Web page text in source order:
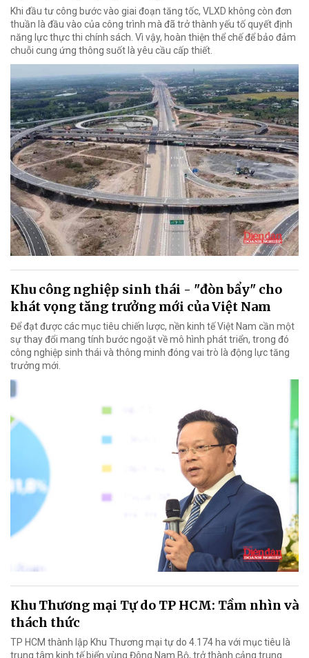
Khi đầu tư công bước vào giai đoạn tăng tốc, VLXD không còn đơn
thuần là đầu vào của công trình mà đã trở thành yếu tố quyết định
năng lực thực thi chính sách. Vì vậy, hoàn thiện thể chế để bảo đảm
chuỗi cung ứng thông suốt là yêu cầu cấp thiết.
Khu công nghiệp sinh thái - "đòn bẩy" cho
khát vọng tăng trưởng mới của Việt Nam
Để đạt được các mục tiêu chiến lược, nền kinh tế Việt Nam cần một
sự thay đổi mang tính bước ngoặt về mô hình phát triển, trong đó
công nghiệp sinh thái và thông minh đóng vai trò là động lực tăng
trưởng mới.
Khu Thương mại Tự do TP HCM: Tầm nhìn và
thách thức
TP HCM thành lập Khu Thương mại tự do 4.174 ha với mục tiêu là
trung tâm kinh tế biển vùng Đông Nam Bộ, trở thành cảng trung